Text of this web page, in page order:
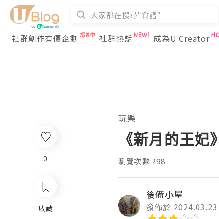
社群創作有價企劃 社群熱話 成為U Creator
玩樂
《新月的王妃
瀏覽次數:298
後備小屋
發佈於 2024.03.23
0
收藏